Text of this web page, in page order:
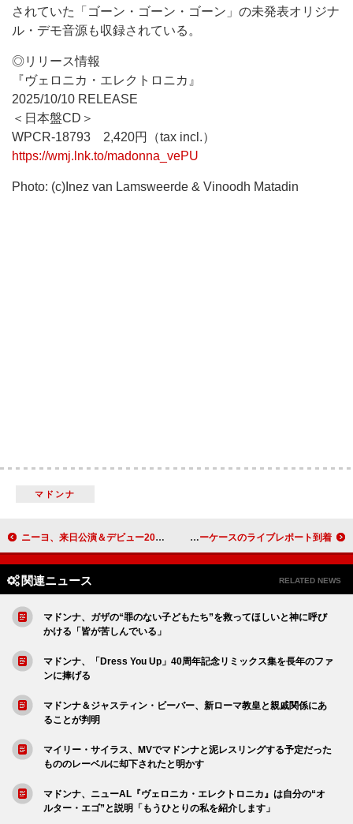
されていた「ゴーン・ゴーン・ゴーン」の未発表オリジナ
ル・デモ音源も収録されている。
◎リリース情報
『ヴェロニカ・エレクトロニカ』
2025/10/10 RELEASE
＜日本盤CD＞
WPCR-18793 2,420円（tax incl.）
https://wmj.lnk.to/madonna_vePU
Photo: (c)Inez van Lamsweerde & Vinoodh Matadin
マドンナ
ニーヨ、来日公演＆デビュー20周年を記念した日本限定ベスト盤発売 KATSEYE、ソールドアウトの会場を魅了した日本初ショーケースのライブレポート到着
関連ニュース RELATED NEWS
マドンナ、ガザの“罪のない子どもたち”を救ってほしいと神に呼び
かける「皆が苦しんでいる」
マドンナ、「Dress You Up」40周年記念リミックス集を長年のファ
ンに捧げる
マドンナ＆ジャスティン・ビーバー、新ローマ教皇と親戚関係にあ
ることが判明
マイリー・サイラス、MVでマドンナと泥レスリングする予定だった
もののレーベルに却下されたと明かす
マドンナ、ニューAL『ヴェロニカ・エレクトロニカ』は自分の“オ
ルター・エゴ”と説明「もうひとりの私を紹介します」